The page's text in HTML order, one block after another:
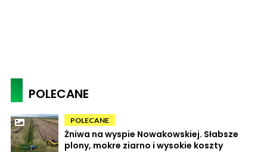
POLECANE
POLECANE
Żniwa na wyspie Nowakowskiej. Słabsze
plony, mokre ziarno i wysokie koszty